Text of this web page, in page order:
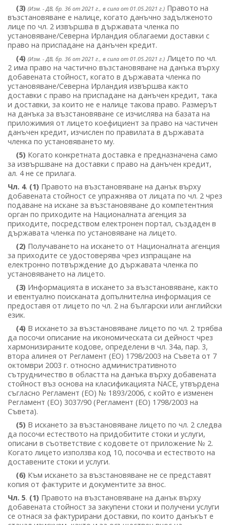
(3) (Изм. - ДВ, бр. 36 от 2021 г., в сила от 01.05.2021 г.) Правото на
възстановяване е налице, когато данъчно задълженото
лице по чл. 2 извършва в държавата членка по
установяване/Северна Ирландия облагаеми доставки с
право на приспадане на данъчен кредит.
(4) (Изм. - ДВ, бр. 36 от 2021 г., в сила от 01.05.2021 г.) Лицето по чл.
2 има право на частично възстановяване на данъка върху
добавената стойност, когато в държавата членка по
установяване/Северна Ирландия извършва както
доставки с право на приспадане на данъчен кредит, така
и доставки, за които не е налице такова право. Размерът
на данъка за възстановяване се изчислява на базата на
приложимия от лицето коефициент за право на частичен
данъчен кредит, изчислен по правилата в държавата
членка по установяването му.
(5) Когато конкретната доставка е предназначена само
за извършване на доставки с право на данъчен кредит,
ал. 4 не се прилага.
Чл. 4. (1) Правото на възстановяване на данък върху
добавената стойност се упражнява от лицата по чл. 2 чрез
подаване на искане за възстановяване до компетентния
орган по приходите на Националната агенция за
приходите, посредством електронен портал, създаден в
държавата членка по установяване на лицето.
(2) Получаването на искането от Националната агенция
за приходите се удостоверява чрез изпращане на
електронно потвърждение до държавата членка по
установяването на лицето.
(3) Информацията в искането за възстановяване, както
и евентуално поисканата допълнителна информация се
предоставя от лицето по чл. 2 на български или английски
език.
(4) В искането за възстановяване лицето по чл. 2 трябва
да посочи описание на икономическата си дейност чрез
хармонизираните кодове, определени в чл. 34а, пар. 3,
втора алинея от Регламент (ЕО) 1798/2003 на Съвета от 7
октомври 2003 г. относно административното
сътрудничество в областта на данъка върху добавената
стойност въз основа на класификацията NACE, утвърдена
съгласно Регламент (ЕО) № 1893/2006, с който е изменен
Регламент (ЕО) 3037/90 (Регламент (ЕО) 1798/2003 на
Съвета).
(5) В искането за възстановяване лицето по чл. 2 следва
да посочи естеството на придобитите стоки и услуги,
описани в съответствие с кодовете от приложение № 2.
Когато лицето използва код 10, посочва и естеството на
доставените стоки и услуги.
(6) Към искането за възстановяване не се представят
копия от фактурите и документите за внос.
Чл. 5. (1) Правото на възстановяване на данък върху
добавената стойност за закупени стоки и получени услуги
се отнася за фактурирани доставки, по които данъкът е